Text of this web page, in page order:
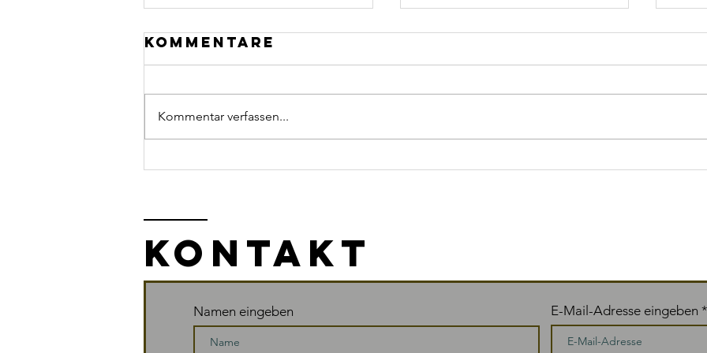
10 Tipps zum
Aktiv zum
Kommentare
Kommentar verfassen...
KONTAKT
Namen eingeben E-Mail-Adresse eingeben